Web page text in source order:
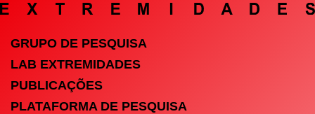
GRUPO DE PESQUISA
LAB EXTREMIDADES
PUBLICAÇÕES
PLATAFORMA DE PESQUISA